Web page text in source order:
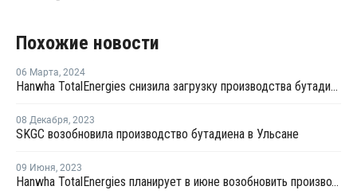
Похожие новости
06 Марта, 2024
Hanwha TotalEnergies снизила загрузку производства бутадиена в Даэсане
08 Декабря, 2023
SKGC возобновила производство бутадиена в Ульсане
09 Июня, 2023
Hanwha TotalEnergies планирует в июне возобновить производство бутадиена в Даэсане